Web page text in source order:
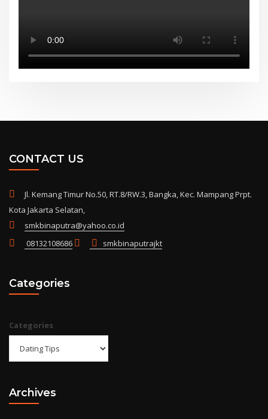
CONTACT US
Jl. Kemang Timur No.50, RT.8/RW.3, Bangka, Kec. Mampang Prpt.
Kota Jakarta Selatan,
smkbinaputra@yahoo.co.id
08132108686
smkbinaputrajkt
Categories
Categories
Archives